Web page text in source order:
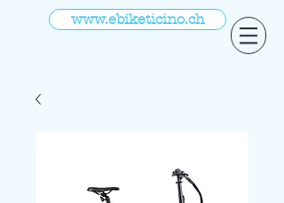
www.ebiketicino.ch